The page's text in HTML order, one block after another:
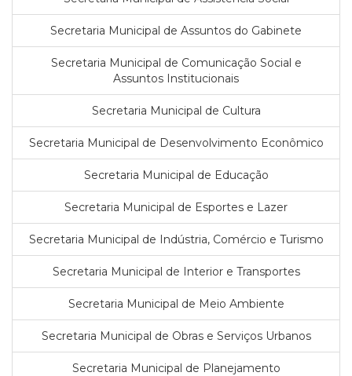
Secretaria Municipal de Assuntos do Gabinete
Secretaria Municipal de Comunicação Social e
Assuntos Institucionais
Secretaria Municipal de Cultura
Secretaria Municipal de Desenvolvimento Econômico
Secretaria Municipal de Educação
Secretaria Municipal de Esportes e Lazer
Secretaria Municipal de Indústria, Comércio e Turismo
Secretaria Municipal de Interior e Transportes
Secretaria Municipal de Meio Ambiente
Secretaria Municipal de Obras e Serviços Urbanos
Secretaria Municipal de Planejamento